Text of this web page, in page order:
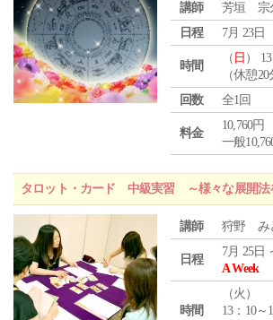
講師
芳垣 宗
日程
7月 23日
時間
（ 日 ）
（休憩
回数
全1回
料金
10,760円
一般
タロット・カード 中級実習 ～様々な展開法
講師 狩野 み
日程
7月 25日
A Week
時間
（火 ）
13：10～